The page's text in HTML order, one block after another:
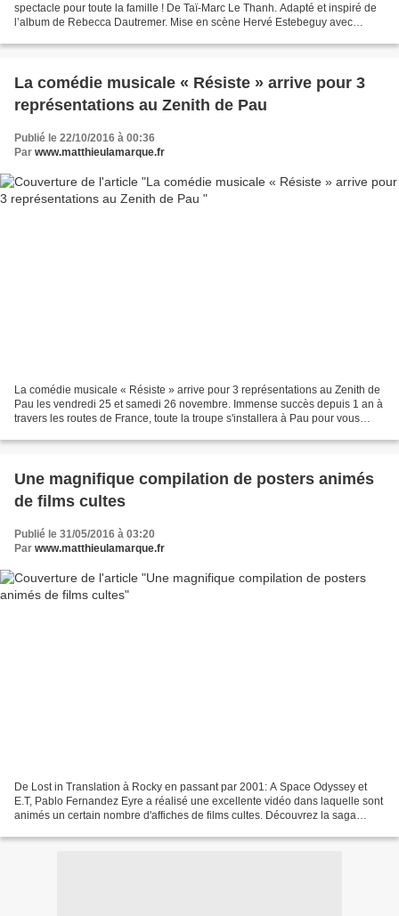
spectacle pour toute la famille ! De Taï-Marc Le Thanh. Adapté et inspiré de
l’album de Rebecca Dautremer. Mise en scène Hervé Estebeguy avec
La comédie musicale « Résiste » arrive pour 3
représentations au Zenith de Pau
Publié le 22/10/2016 à 00:36
Par www.matthieulamarque.fr
La comédie musicale « Résiste » arrive pour 3 représentations au Zenith de
Pau les vendredi 25 et samedi 26 novembre. Immense succès depuis 1 an à
travers les routes de France, toute la troupe s'installera à Pau pour vous
Une magnifique compilation de posters animés
de films cultes
Publié le 31/05/2016 à 03:20
Par www.matthieulamarque.fr
De Lost in Translation à Rocky en passant par 2001: A Space Odyssey et
E.T, Pablo Fernandez Eyre a réalisé une excellente vidéo dans laquelle sont
animés un certain nombre d'affiches de films cultes. Découvrez la saga